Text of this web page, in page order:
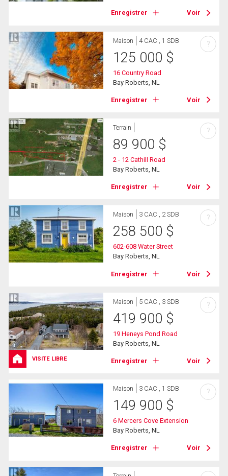
Enregistrer Voir
Maison 4 CAC , 1 SDB
125 000 $
16 Country Road
Bay Roberts, NL
Enregistrer Voir
?
Terrain
89 900 $
2 - 12 Cathill Road
Bay Roberts, NL
Enregistrer Voir
?
Maison 3 CAC , 2 SDB
258 500 $
602-608 Water Street
Bay Roberts, NL
Enregistrer Voir
?
VISITE LIBRE
Maison 5 CAC , 3 SDB
419 900 $
19 Heneys Pond Road
Bay Roberts, NL
Enregistrer Voir
?
Maison 3 CAC , 1 SDB
149 900 $
6 Mercers Cove Extension
Bay Roberts, NL
Enregistrer Voir
?